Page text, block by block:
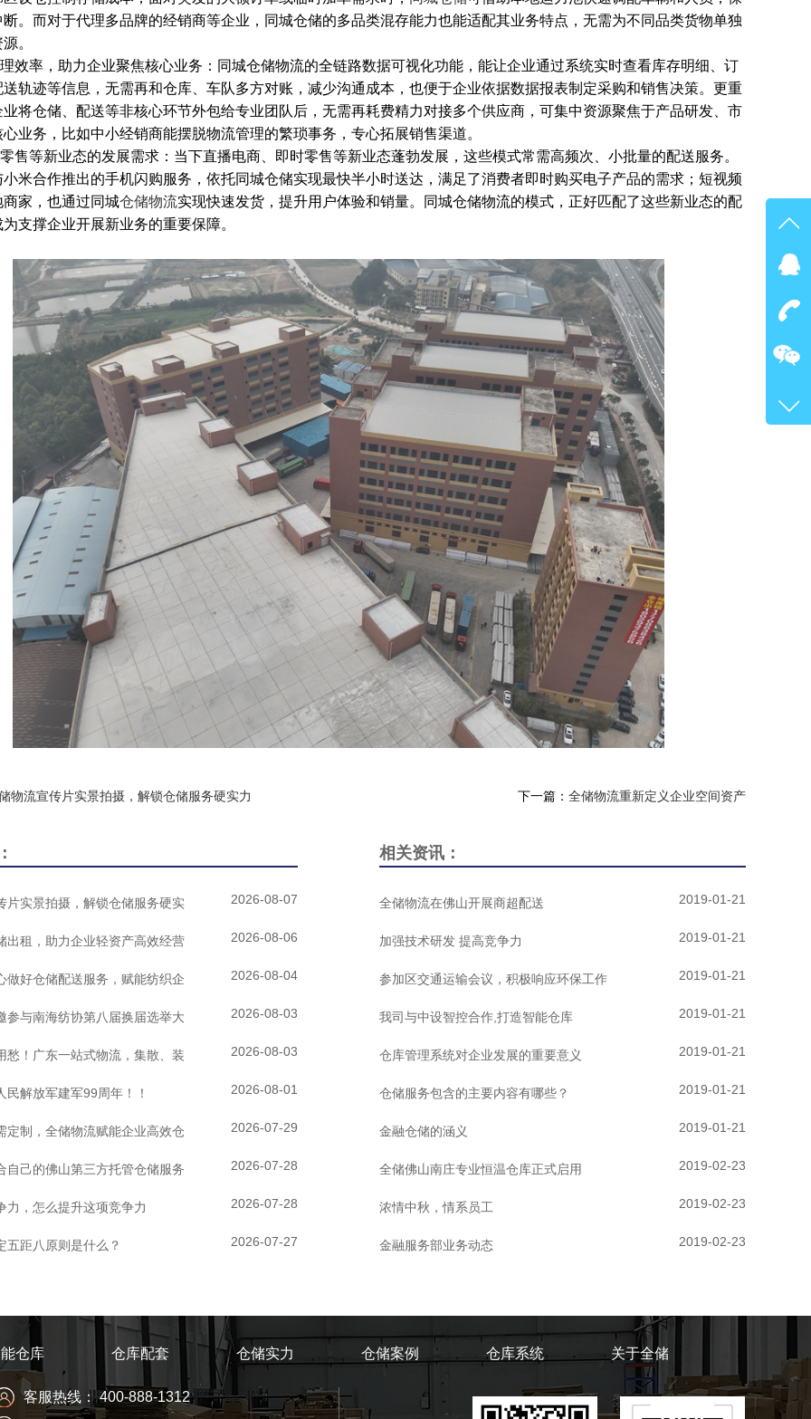
。而对于代理多品牌的经销商等企业，同城仓储的多品类混存能力也能适配其业务特点，无需为不同品类货物单独
。
效率，助力企业聚焦核心业务：同城仓储物流的全链路数据可视化功能，能让企业通过系统实时查看库存明细、订
轨迹等信息，无需再和仓库、车队多方对账，减少沟通成本，也便于企业依据数据报表制定采购和销售决策。更重
将仓储、配送等非核心环节外包给专业团队后，无需再耗费精力对接多个供应商，可集中资源聚焦于产品研发、市
业务，比如中小经销商能摆脱物流管理的繁琐事务，专心拓展销售渠道。
售等新业态的发展需求：当下直播电商、即时零售等新业态蓬勃发展，这些模式常需高频次、小批量的配送服务。
米合作推出的手机闪购服务，依托同城仓储实现最快半小时送达，满足了消费者即时购买电子产品的需求；短视频
家，也通过同城仓储物流实现快速发货，提升用户体验和销量。同城仓储物流的模式，正好匹配了这些新业态的配
支撑企业开展新业务的重要保障。
物流宣传片实景拍摄，解锁仓储服务硬实力 下一篇： 全储物流重新定义企业空间资产
片实景拍摄，解锁仓储服务硬实 2026-08-07
出租，助力企业轻资产高效经营 2026-08-06
做好仓储配送服务，赋能纺织企 2026-08-04
参与南海纺协第八届换届选举大 2026-08-03
愁！广东一站式物流，集散、装 2026-08-03
民解放军建军99周年！！ 2026-08-01
定制，全储物流赋能企业高效仓 2026-07-29
自己的佛山第三方托管仓储服务 2026-07-28
力，怎么提升这项竞争力 2026-07-28
五距八原则是什么？ 2026-07-27
相关资讯：
全储物流在佛山开展商超配送 2019-01-21
加强技术研发 提高竞争力 2019-01-21
参加区交通运输会议，积极响应环保工作 2019-01-21
我司与中设智控合作,打造智能仓库 2019-01-21
仓库管理系统对企业发展的重要意义 2019-01-21
仓储服务包含的主要内容有哪些？ 2019-01-21
金融仓储的涵义 2019-01-21
全储佛山南庄专业恒温仓库正式启用 2019-02-23
浓情中秋，情系员工 2019-02-23
金融服务部业务动态 2019-02-23
仓库 仓库配套 仓储实力 仓储案例 仓库系统 关于全储
客服热线： 400-888-1312
点我
咨